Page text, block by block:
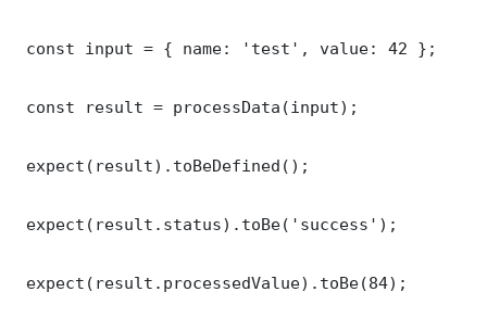
const input = { name: 'test', value: 42 };
const result = processData(input);
expect(result).toBeDefined();
expect(result.status).toBe('success');
expect(result.processedValue).toBe(84);